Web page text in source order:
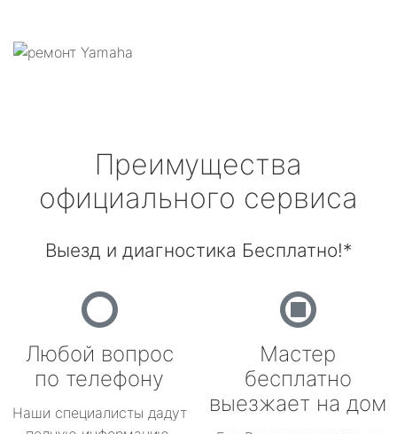
Преимущества
официального сервиса
Выезд и диагностика Бесплатно!*
Любой вопрос
по телефону
Наши специалисты дадут
Мастер
бесплатно
выезжает на дом